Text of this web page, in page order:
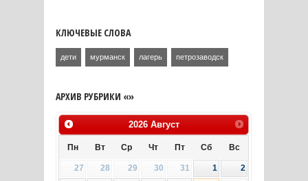
КЛЮЧЕВЫЕ СЛОВА
дети мурманск лагерь петрозаводск
АРХИВ РУБРИКИ «»
2026 Август
Пн Вт Ср Чт Пт Сб Вс
27 28 29 30 31 1
2